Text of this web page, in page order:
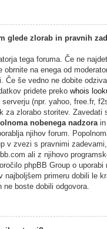
glede zlorab in pravnih
tega foruma. Če ne
obrnite na enega od
Če še vedno ne dobite
pridete preko whois
(npr. yahoo, free.fr,
za zlorabo storitev. Zavedati
nobenega nadzora
njihov forum.
v zvezi s pravnimi
ali z njihovo
phpBB Group o uporabi
najboljšem primeru dobili le
boste dobili odgovora.